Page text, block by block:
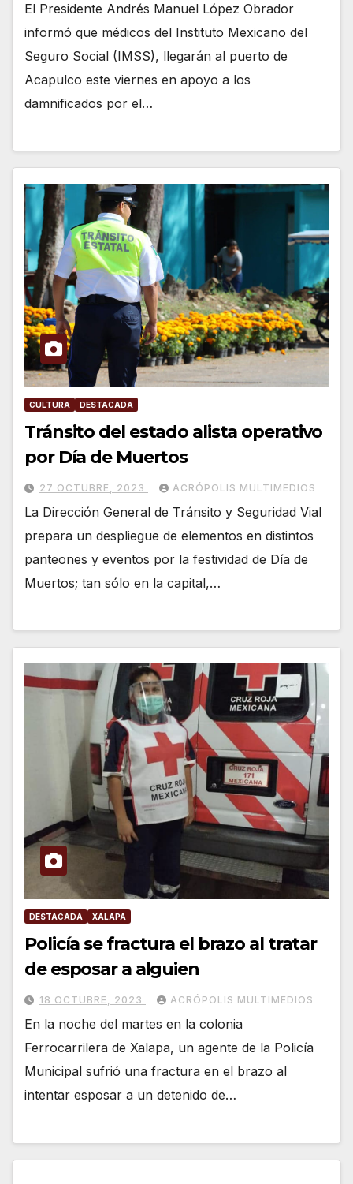
El Presidente Andrés Manuel López Obrador
informó que médicos del Instituto Mexicano del
Seguro Social (IMSS), llegarán al puerto de
Acapulco este viernes en apoyo a los
damnificados por el…
CULTURA DESTACADA
Tránsito del estado alista operativo
por Día de Muertos
27 OCTUBRE, 2023 ACRÓPOLIS MULTIMEDIOS
La Dirección General de Tránsito y Seguridad Vial
prepara un despliegue de elementos en distintos
panteones y eventos por la festividad de Día de
Muertos; tan sólo en la capital,…
DESTACADA XALAPA
Policía se fractura el brazo al tratar
de esposar a alguien
18 OCTUBRE, 2023 ACRÓPOLIS MULTIMEDIOS
En la noche del martes en la colonia
Ferrocarrilera de Xalapa, un agente de la Policía
Municipal sufrió una fractura en el brazo al
intentar esposar a un detenido de…